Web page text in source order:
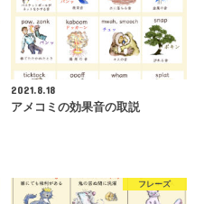
2021.8.18
アメコミの効果音の取説
フレーズ